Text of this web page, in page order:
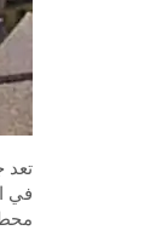
في
محط